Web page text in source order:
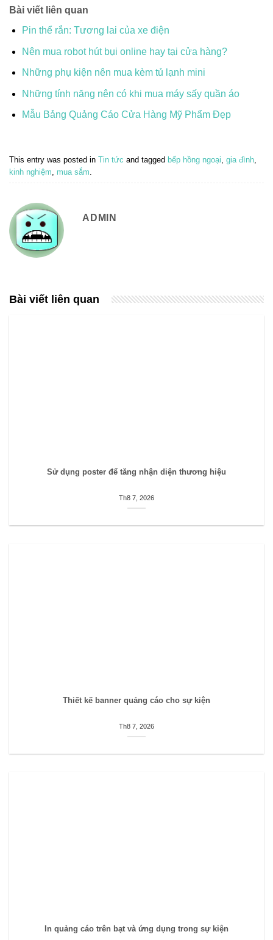
Bài viết liên quan
Pin thể rắn: Tương lai của xe điện
Nên mua robot hút bụi online hay tại cửa hàng?
Những phụ kiện nên mua kèm tủ lạnh mini
Những tính năng nên có khi mua máy sấy quần áo
Mẫu Bảng Quảng Cáo Cửa Hàng Mỹ Phẩm Đẹp
This entry was posted in Tin tức and tagged bếp hồng ngoại gia đình
kinh nghiệm
mua sắm
ADMIN
Bài viết liên quan
Sử dụng poster để tăng nhận diện thương hiệu
Th8 7, 2026
Thiết kế banner quảng cáo cho sự kiện
Th8 7, 2026
In quảng cáo trên bạt và ứng dụng trong sự kiện